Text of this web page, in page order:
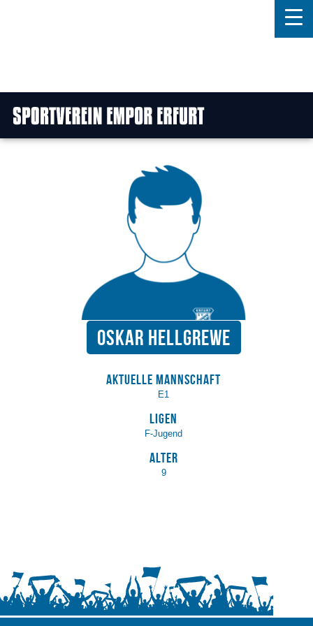
Home
Features
News
Oskar Hellgrewe
Aktuelle Mannschaft
E1
Ligen
F-Jugend
Alter
9